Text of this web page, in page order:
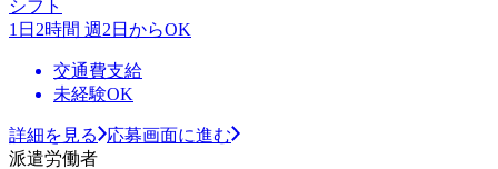
シフト
1日2時間 週2日からOK
交通費支給
未経験OK
詳細を見る
応募画面に進む
派遣労働者